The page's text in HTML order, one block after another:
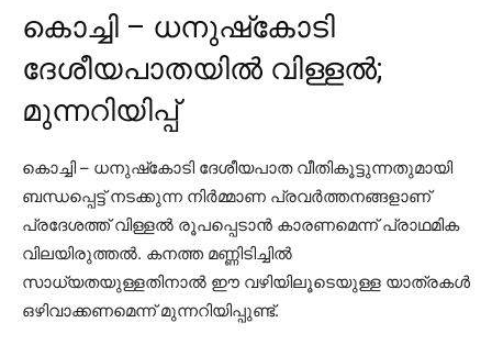
കൊച്ചി – ധനുഷ്‌കോടി
ദേശീയപാതയിൽ വിള്ളൽ;
മുന്നറിയിപ്പ്
കൊച്ചി – ധനുഷ്‌കോടി ദേശീയപാത വീതികൂട്ടുന്നതുമായി
ബന്ധപ്പെട്ട് നടക്കുന്ന നിര്‍മ്മാണ പ്രവര്‍ത്തനങ്ങളാണ്
പ്രദേശത്ത് വിള്ളല്‍ രൂപപ്പെടാന്‍ കാരണമെന്ന് പ്രാഥമിക
വിലയിരുത്തല്‍. കനത്ത മണ്ണിടിച്ചില്‍
സാധ്യതയുള്ളതിനാല്‍ ഈ വഴിയിലൂടെയുള്ള യാത്രകള്‍
ഒഴിവാക്കണമെന്ന് മുന്നറിയിപ്പുണ്ട്.